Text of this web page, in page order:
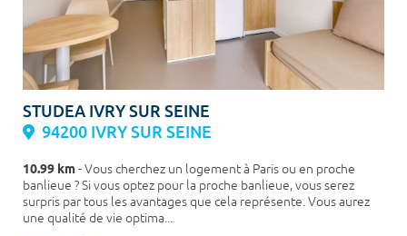
STUDEA IVRY SUR SEINE
94200 IVRY SUR SEINE
10.99 km- Vous cherchez un logement à Paris ou en proche
banlieue ? Si vous optez pour la proche banlieue, vous serez
surpris par tous les avantages que cela représente. Vous aurez
une qualité de vie optima...